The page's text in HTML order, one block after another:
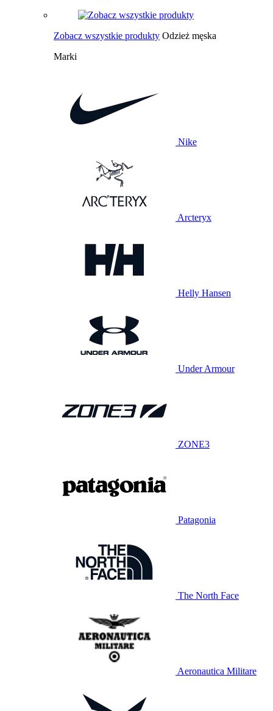
Zobacz wszystkie produkty Odzież męska
Marki
Nike
Arcteryx
Helly Hansen
Under Armour
ZONE3
Patagonia
The North Face
Aeronautica Militare